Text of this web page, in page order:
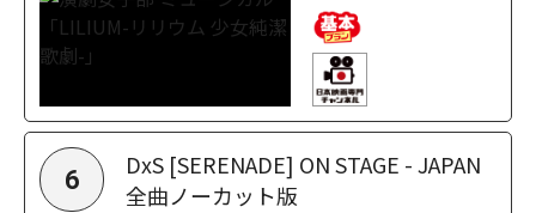
6
DxS [SERENADE] ON STAGE - JAPAN
全曲ノーカット版